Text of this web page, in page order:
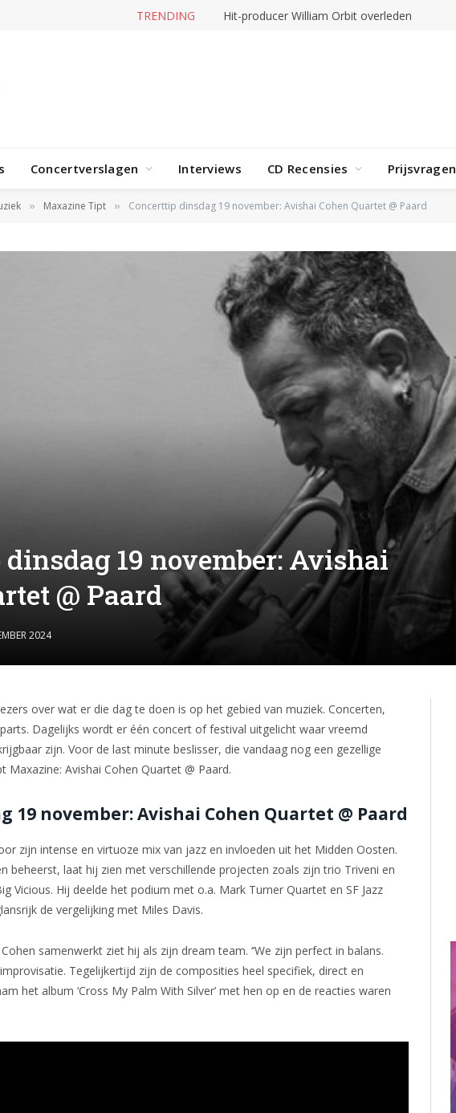
TRENDING Hit-producer William Orbit overleden
Concertverslagen Interviews CD Recensies Prijsvragen
» Maxazine Tipt » Concerttip dinsdag 19 november: Avishai Cohen Quartet @ Paard
19 november: Avishai
@ Paard
2024
over wat er die dag te doen is op het gebied van muziek. Concerten,
Dagelijks wordt er één concert of festival uitgelicht waar vreemd
zijn. Voor de last minute beslisser, die vandaag nog een gezellige
Maxazine: Avishai Cohen Quartet @ Paard.
19 november: Avishai Cohen Quartet @ Paard
zijn intense en virtuoze mix van jazz en invloeden uit het Midden ­Oosten.
beheerst, laat hij zien met verschillende projecten zoals zijn trio Triveni en
Vicious. Hij deelde het podium met o.a. Mark Turner Quartet en SF Jazz
de vergelijking met Miles Davis.
samenwerkt ziet hij als zijn dream team. ‘’We zijn perfect in balans.
Tegelijkertijd zijn de composities heel specifiek, direct en
het album ‘Cross My Palm With Silver’ met hen op en de reacties waren